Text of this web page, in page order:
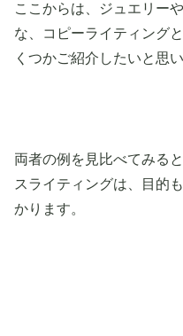
ここからは、ジュエリー
な、コピーライティング
くつかご紹介したいと思い
両者の例を見比べてみる
スライティングは、目的
かります。